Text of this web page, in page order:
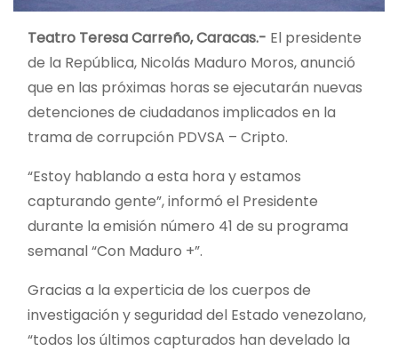
Teatro Teresa Carreño, Caracas.- El presidente
de la República, Nicolás Maduro Moros, anunció
que en las próximas horas se ejecutarán nuevas
detenciones de ciudadanos implicados en la
trama de corrupción PDVSA – Cripto.
“Estoy hablando a esta hora y estamos
capturando gente”, informó el Presidente
durante la emisión número 41 de su programa
semanal “Con Maduro +”.
Gracias a la experticia de los cuerpos de
investigación y seguridad del Estado venezolano,
“todos los últimos capturados han develado la